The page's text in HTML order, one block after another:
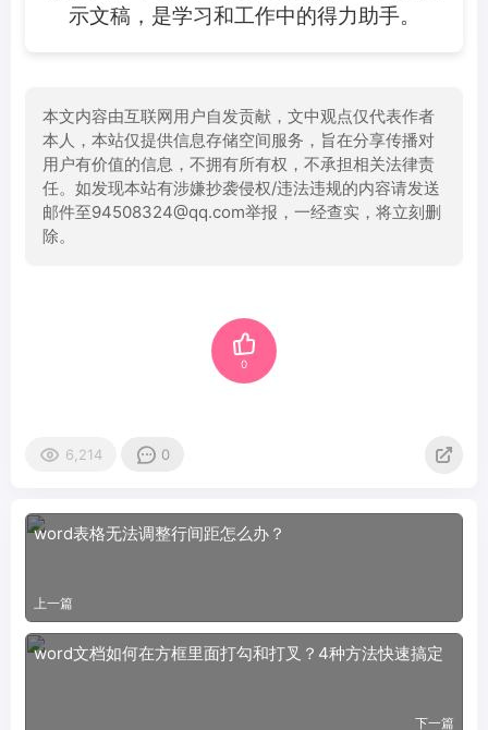
示文稿，是学习和工作中的得力助手。
本文内容由互联网用户自发贡献，文中观点仅代表作者
本人，本站仅提供信息存储空间服务，旨在分享传播对
用户有价值的信息，不拥有所有权，不承担相关法律责
任。如发现本站有涉嫌抄袭侵权/违法违规的内容请发送
邮件至94508324@qq.com举报，一经查实，将立刻删
除。
0
6,214 0
word表格无法调整行间距怎么办？
上一篇
word文档如何在方框里面打勾和打叉？4种方法快速搞定
下一篇